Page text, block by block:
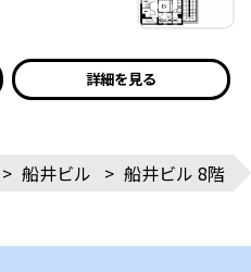
詳細を見る
> 船井ビル > 船井ビル 8階